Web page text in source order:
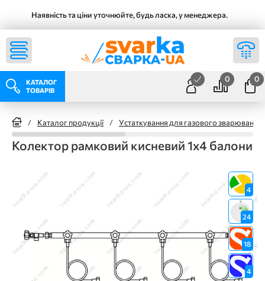
Наявність та ціни уточнюйте, будь ласка, у менеджера.
КАТАЛОГ
ТОВАРІВ
0 0
/ Каталог продукції / Устаткування для газового зварювання
Колектор рамковий кисневий 1х4 балони
4
24
18
4